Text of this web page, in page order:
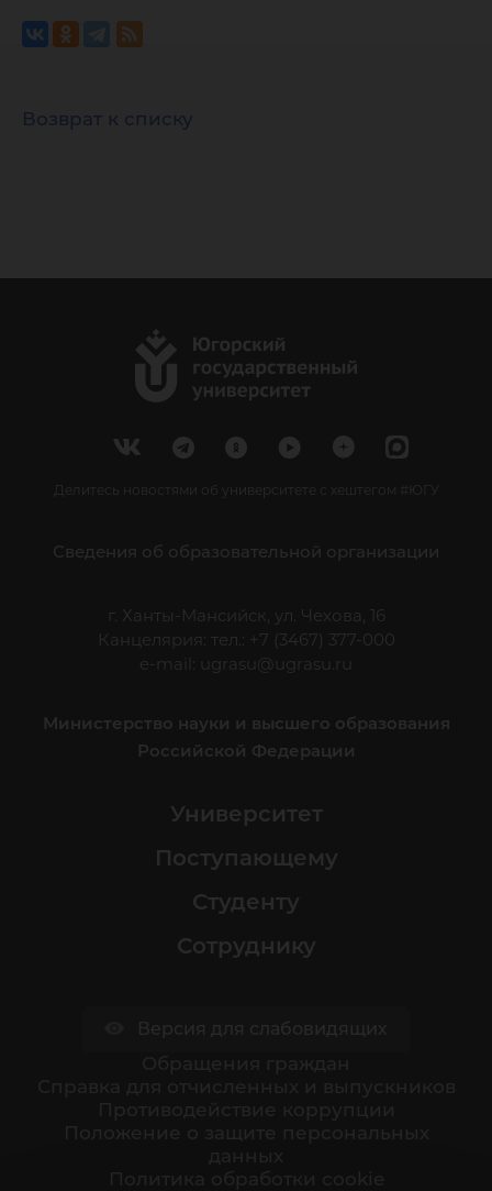
Возврат к списку
Делитесь новостями об университете с хештегом #ЮГУ
Сведения об образовательной организации
г. Ханты-Мансийск, ул. Чехова, 16
Канцелярия: тел.: +7 (3467) 377-000
e-mail:
ugrasu@ugrasu.ru
Министерство науки и высшего образования
Российской Федерации
Университет
Поступающему
Студенту
Сотруднику